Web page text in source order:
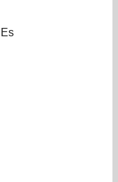
Es